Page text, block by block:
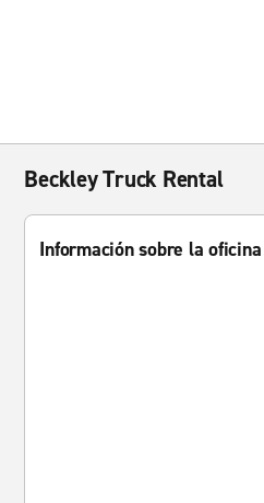
Beckley Truck Rental
Información sobre la oficina